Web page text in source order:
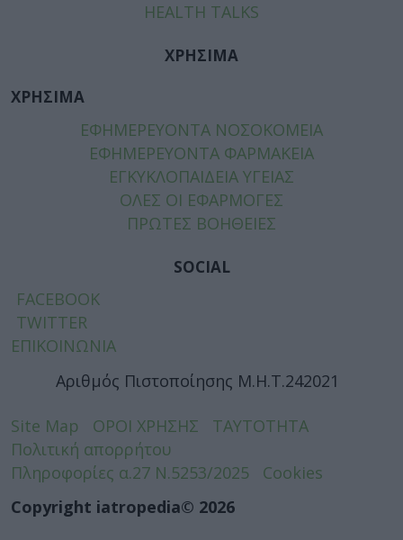
HEALTH TALKS
ΧΡΗΣΙΜΑ
ΧΡΗΣΙΜΑ
ΕΦΗΜΕΡΕΥΟΝΤΑ ΝΟΣΟΚΟΜΕΙΑ
ΕΦΗΜΕΡΕΥΟΝΤΑ ΦΑΡΜΑΚΕΙΑ
ΕΓΚΥΚΛΟΠΑΙΔΕΙΑ ΥΓΕΙΑΣ
ΟΛΕΣ ΟΙ ΕΦΑΡΜΟΓΕΣ
ΠΡΩΤΕΣ ΒΟΗΘΕΙΕΣ
SOCIAL
FACEBOOK
TWITTER
ΕΠΙΚΟΙΝΩΝΙΑ
Αριθμός Πιστοποίησης Μ.Η.Τ.242021
Site Map ΟΡΟΙ ΧΡΗΣΗΣ
ΤΑΥΤΟΤΗΤΑ
Πολιτική απορρήτου
Πληροφορίες α.27 Ν.5253/2025
Cookies
Copyright iatropedia© 2026